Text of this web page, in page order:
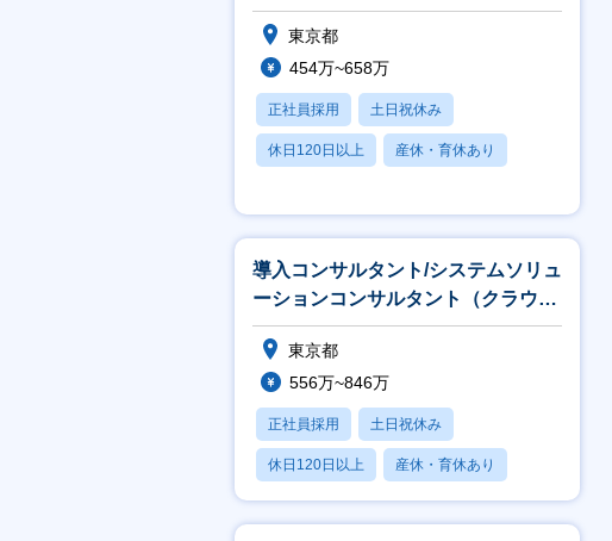
東京都
454万~658万
正社員採用 土日祝休み
休日120日以上 産休・育休あり
導入コンサルタント/システムソリュ
ーションコンサルタント（クラウド
サイン）
東京都
556万~846万
正社員採用 土日祝休み
休日120日以上 産休・育休あり
月残業20時間以内